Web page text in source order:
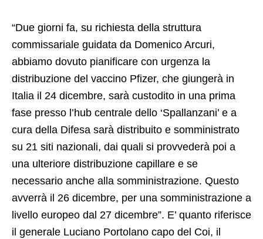
“Due giorni fa, su richiesta della struttura
commissariale guidata da Domenico Arcuri,
abbiamo dovuto pianificare con urgenza la
distribuzione del vaccino Pfizer, che giungerà in
Italia il 24 dicembre, sarà custodito in una prima
fase presso l’hub centrale dello ‘Spallanzani’ e a
cura della Difesa sarà distribuito e somministrato
su 21 siti nazionali, dai quali si provvederà poi a
una ulteriore distribuzione capillare e se
necessario anche alla somministrazione. Questo
avverrà il 26 dicembre, per una somministrazione a
livello europeo dal 27 dicembre”. E’ quanto riferisce
il generale Luciano Portolano capo del Coi, il